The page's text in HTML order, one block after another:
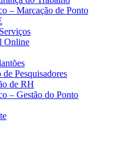
– Marcação de Ponto
Online
Pesquisadores
de RH
– Gestão do Ponto